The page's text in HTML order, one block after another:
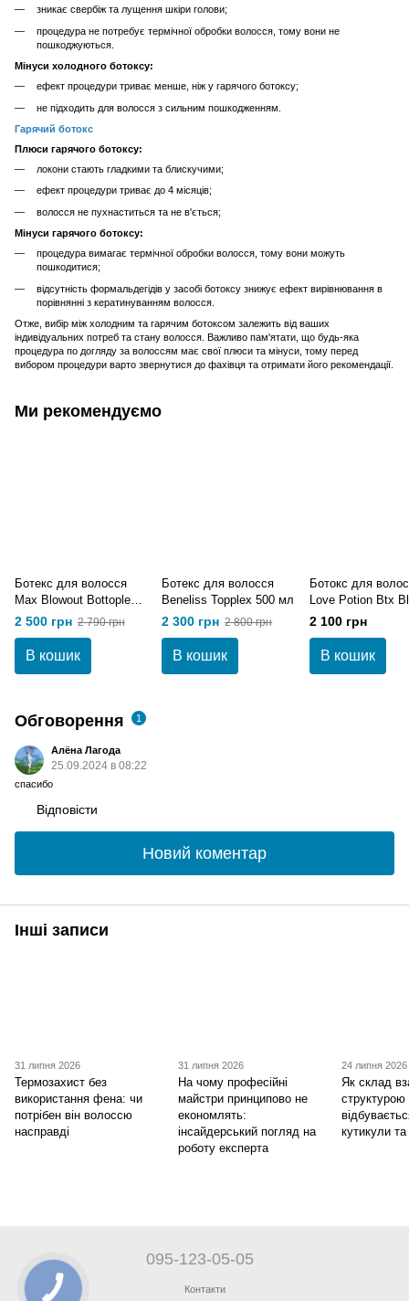
зникає свербіж та лущення шкіри голови;
процедура не потребує термічної обробки волосся, тому вони не
пошкоджуються.
Мінуси холодного ботоксу:
ефект процедури триває менше, ніж у гарячого ботоксу;
не підходить для волосся з сильним пошкодженням.
Гарячий ботокс
Плюси гарячого ботоксу:
локони стають гладкими та блискучими;
ефект процедури триває до 4 місяців;
волосся не пухнаститься та не в'ється;
Мінуси гарячого ботоксу:
процедура вимагає термічної обробки волосся, тому вони можуть
пошкодитися;
відсутність формальдегідів у засобі ботоксу знижує ефект вирівнювання в
порівнянні з кератинуванням волосся.
Отже, вибір між холодним та гарячим ботоксом залежить від ваших
індивідуальних потреб та стану волосся. Важливо пам'ятати, що будь-яка
процедура по догляду за волоссям має свої плюси та мінуси, тому перед
вибором процедури варто звернутися до фахівця та отримати його рекомендації.
Ми рекомендуємо
Ботекс для волосся
Max Blowout Bottoplex
Blonde 500 мл
2 500 грн 2 790 грн
В кошик
Ботекс для волосся
Beneliss Topplex 500 мл
2 300 грн 2 800 грн
В кошик
Бoтoкс для
Love Potion Btx
1000 мл
2 100 грн
В кошик
Обговорення 1
Алёна Лагода
25.09.2024 в 08:22
спасибо
Відповісти
Новий коментар
Інші записи
31 липня 2026
Термозахист без
використання фена: чи
потрібен він волоссю
насправді
31 липня 2026
На чому професійні
майстри принципово не
економлять:
інсайдерський погляд на
роботу експерта
24 липня 2026
Як склад
кутикули
095-123-05-05
Контакти